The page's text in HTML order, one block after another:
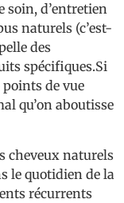
soin, d’entretien
naturels (c’est-
des
spécifiques.Si
de vue
qu’on aboutisse
cheveux naturels
le quotidien de la
récurrents